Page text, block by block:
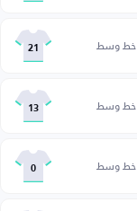
خط وسط 21
خط وسط 13
خط وسط 0